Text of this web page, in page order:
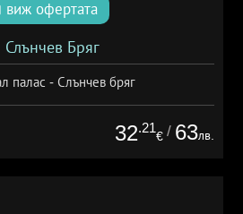
виж офертата
Слънчев Бряг
палас - Слънчев бряг
32.21
€ / 63лв.